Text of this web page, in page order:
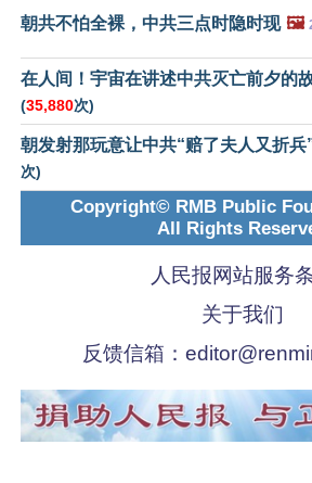
朝共不怕全裸，中共三点时隐时现 🖼️
在人间！宇宙在讲述中共灭亡前夕的
(35,880次)
朝发射那玩意让中共“赔了夫人又折兵
次)
Copyright© RMB Public
All Rights
人民报网站服务
关于我们
反馈信箱：